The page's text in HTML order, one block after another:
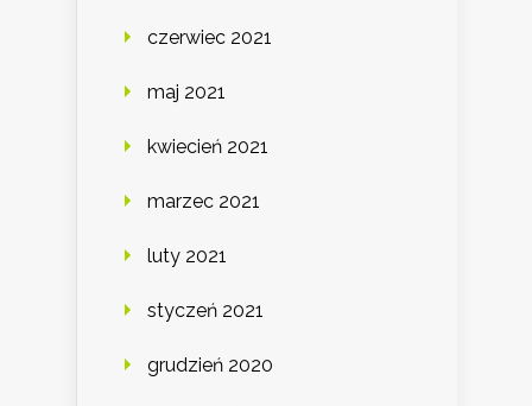
czerwiec 2021
maj 2021
kwiecień 2021
marzec 2021
luty 2021
styczeń 2021
grudzień 2020